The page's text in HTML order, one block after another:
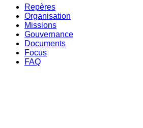
Repères
Organisation
Missions
Gouvernance
Documents
Focus
FAQ